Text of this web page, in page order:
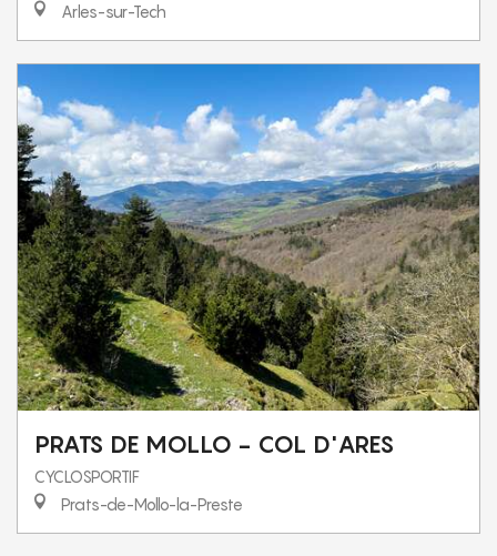
Arles-sur-Tech
PRATS DE MOLLO - COL D'ARES
CYCLOSPORTIF
Prats-de-Mollo-la-Preste